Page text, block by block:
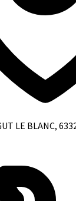
LE BLANC,